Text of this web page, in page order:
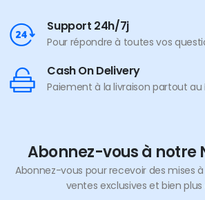
Support 24h/7j
Pour répondre à toutes vos
Cash On Delivery
Paiement à la livraison partout au
Abonnez-vous à notre
Abonnez-vous pour recevoir des mises
ventes exclusives et bien plus